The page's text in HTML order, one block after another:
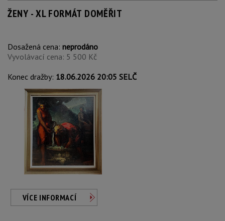
ŽENY - XL FORMÁT DOMĚŘIT
Dosažená cena: neprodáno
Vyvolávací cena: 5 500 Kč
Konec dražby: 18.06.2026 20:05 SELČ
VÍCE INFORMACÍ